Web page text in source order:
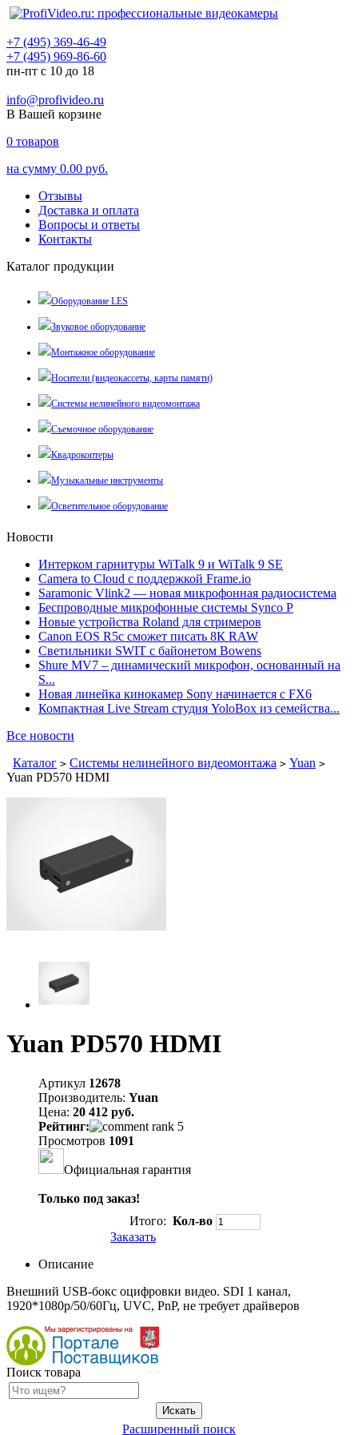
+7 (495) 369-46-49
+7 (495) 969-86-60
пн-пт с 10 до 18
info@profivideo.ru
В Вашей корзине
0 товаров
на сумму 0.00 руб.
Отзывы
Доставка и оплата
Вопросы и ответы
Контакты
Каталог продукции
Оборудование LES
Звуковое оборудование
Монтажное оборудование
Носители (видеокассеты, карты памяти)
Системы нелинейного видеомонтажа
Съемочное оборудование
Квадрокоптеры
Музыкальные инструменты
Осветительное оборудование
Новости
Интерком гарнитуры WiTalk 9 и WiTalk 9 SE
Camera to Cloud с поддержкой Frame.io
Saramonic Vlink2 — новая микрофонная радиосистема
Беспроводные микрофонные системы Synco P
Новые устройства Roland для стримеров
Canon EOS R5c сможет писать 8К RAW
Светильники SWIT с байонетом Bowens
Shure MV7 – динамический микрофон, основанный на
S...
Новая линейка кинокамер Sony начинается с FX6
Компактная Live Stream студия YoloBox из семейства...
Все новости
Каталог > Системы нелинейного видеомонтажа > Yuan >
Yuan PD570 HDMI
Yuan PD570 HDMI
Артикул 12678
Производитель: Yuan
Цена: 20 412 руб.
Рейтинг:
Просмотров 1091
Официальная гарантия
Только под заказ!
Итого: Кол-во
Заказать
Описание
Внешний USB-бокс оцифровки видео. SDI 1 канал,
1920*1080p/50/60Гц, UVC, PnP, не требует драйверов
Поиск товара
Расширенный поиск